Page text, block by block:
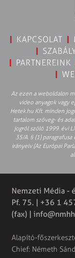
KAPCSOLAT
PARTNEREINK
Az ezen a weboldalon
video anyagok vagy
Hetek.hu Kft. minden
tartalom szöveg- és
jogról szóló 1999. évi
35/A. § (1)
irányelv (Az Európai
Nemzeti Média -
Pf. 75. | +36 1
(fax) |
Alapító-
Chief: Németh